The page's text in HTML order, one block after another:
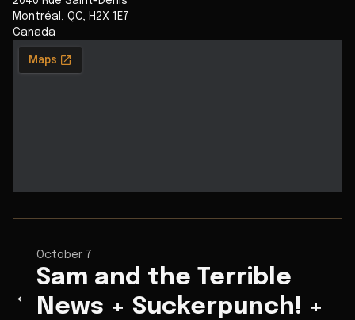
Montréal , QC, H2X 1E7
Canada
←
October 7
Sam and the Terrible
News + Suckerpunch! +